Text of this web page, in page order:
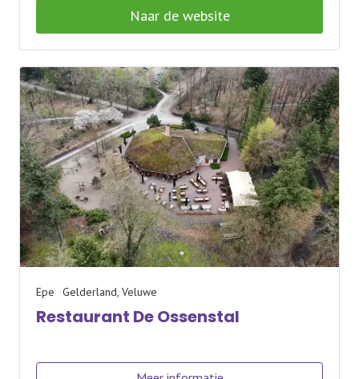
Naar de website
Epe Gelderland, Veluwe
Restaurant De Ossenstal